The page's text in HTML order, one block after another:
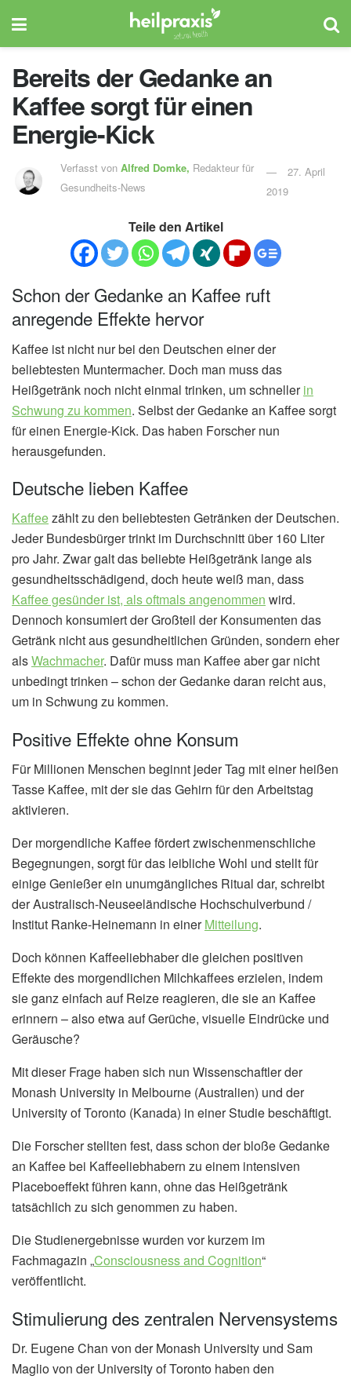
Bereits der Gedanke an
Kaffee sorgt für einen
Energie-Kick
Verfasst vonAlfred Domke, Redakteur für
Gesundheits-News
27. April
2019
Teile den Artikel
Schon der Gedanke an Kaffee ruft
anregende Effekte hervor
Kaffee ist nicht nur bei den Deutschen einer der
beliebtesten Muntermacher. Doch man muss das
Heißgetränk noch nicht einmal trinken, um schnellerin
Schwung zu kommen. Selbst der Gedanke an Kaffee sorgt
für einen Energie-Kick. Das haben Forscher nun
herausgefunden.
Deutsche lieben Kaffee
Kaffeezählt zu den beliebtesten Getränken der Deutschen.
Jeder Bundesbürger trinkt im Durchschnitt über 160 Liter
pro Jahr. Zwar galt das beliebte Heißgetränk lange als
gesundheitsschädigend, doch heute weiß man, dass
Kaffee gesünder ist, als oftmals angenommen wird.
Dennoch konsumiert der Großteil der Konsumenten das
Getränk nicht aus gesundheitlichen Gründen, sondern eher
alsWachmacher. Dafür muss man Kaffee aber gar nicht
unbedingt trinken – schon der Gedanke daran reicht aus,
um in Schwung zu kommen.
Positive Effekte ohne Konsum
Für Millionen Menschen beginnt jeder Tag mit einer heißen
Tasse Kaffee, mit der sie das Gehirn für den Arbeitstag
aktivieren.
Der morgendliche Kaffee fördert zwischenmenschliche
Begegnungen, sorgt für das leibliche Wohl und stellt für
einige Genießer ein unumgängliches Ritual dar, schreibt
der Australisch-Neuseeländische Hochschulverbund /
Institut Ranke-Heinemann in einerMitteilung.
Doch können Kaffeeliebhaber die gleichen positiven
Effekte des morgendlichen Milchkaffees erzielen, indem
sie ganz einfach auf Reize reagieren, die sie an Kaffee
erinnern – also etwa auf Gerüche, visuelle Eindrücke und
Geräusche?
Mit dieser Frage haben sich nun Wissenschaftler der
Monash University in Melbourne (Australien) und der
University of Toronto (Kanada) in einer Studie beschäftigt.
Die Forscher stellten fest, dass schon der bloße Gedanke
an Kaffee bei Kaffeeliebhabern zu einem intensiven
Placeboeffekt führen kann, ohne das Heißgetränk
tatsächlich zu sich genommen zu haben.
Die Studienergebnisse wurden vor kurzem im
Fachmagazin „Consciousness and Cognition“
veröffentlicht.
Stimulierung des zentralen Nervensystems
Dr. Eugene Chan von der Monash University und Sam
Maglio von der University of Toronto haben den